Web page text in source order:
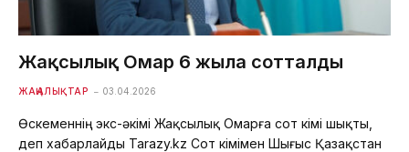
Жақсылық Омар 6 жылға сотталды
ЖАҢАЛЫҚТАР 03.04.2026
Өскеменнің экс-әкімі Жақсылық Омарға сот үкімі шықты,
деп хабарлайды Tarazy.kz Сот үкімімен Шығыс Қазақстан